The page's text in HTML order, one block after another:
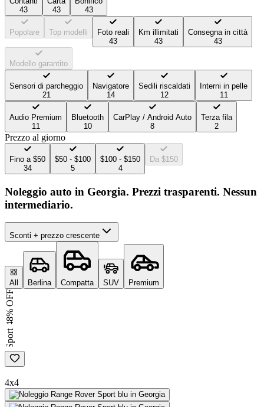
43
43
43
Popolare Top modelli
Foto reali
43
Km illimitati
43
Consegna in città
43
Modello garantito
Sensori di parcheggio
21
Navigatore
14
Sedili riscaldati
12
Interni in pelle
11
Audio Premium
11
Bluetooth
10
CarPlay / Android Auto
8
Terza fila
2
Prezzo al giorno
Fino a $50
34
$50 - $100
5
$100 - $150
4
Da $150
Noleggio auto in Georgia. Prezzi trasparenti. Nessun
intermediario.
Sconti + prezzo crescente
All Berlina Compatta SUV Premium
48% OFF
Sport
4x4